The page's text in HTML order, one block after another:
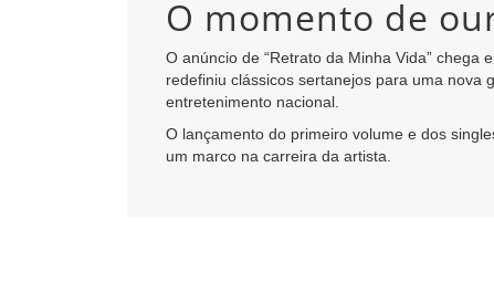
O momento de
O anúncio de “Retrato da Minha Vida” chega
redefiniu clássicos sertanejos para uma nova
entretenimento nacional.
O lançamento do primeiro volume e dos
um marco na carreira da artista.